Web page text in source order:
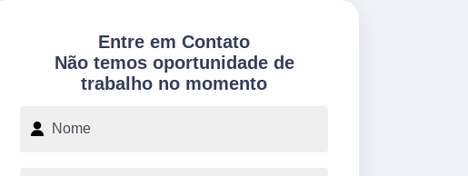
Entre em Contato
Não temos oportunidade de
trabalho no momento